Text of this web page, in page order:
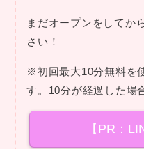
まだオープンをしてか
さい！
※初回最大10分無料を
す。10分が経過した場
【PR：